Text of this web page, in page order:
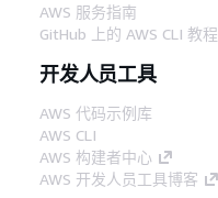
AWS 服务指南
GitHub 上的 AWS CLI 教程
开发人员工具
AWS 代码示例库
AWS CLI
AWS 构建者中心
AWS 开发人员工具博客